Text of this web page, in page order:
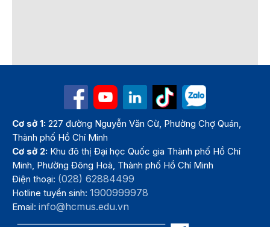
Cơ sở 1: 227 đường Nguyễn Văn Cừ, Phường Chợ Quán,
Thành phố Hồ Chí Minh
Cơ sở 2: Khu đô thị Đại học Quốc gia Thành phố Hồ Chí
Minh, Phường Đông Hoà, Thành phố Hồ Chí Minh
Điện thoại: (028) 62884499
Hotline tuyển sinh:1900999978
Email:info@hcmus.edu.vn